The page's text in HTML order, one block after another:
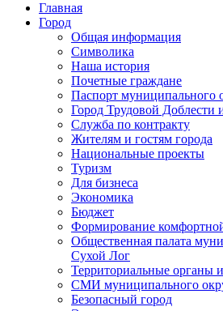
Главная
Город
Общая информация
Символика
Наша история
Почетные граждане
Паспорт муниципального
Город Трудовой Доблести
Служба по контракту
Жителям и гостям города
Национальные проекты
Туризм
Для бизнеса
Экономика
Бюджет
Формирование
Общественная палата
Сухой Лог
Территориальные органы и
СМИ муниципального
Безопасный город